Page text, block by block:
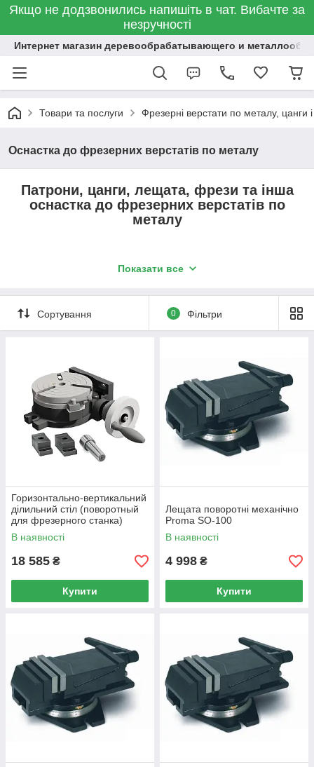
Якщо не додзвонились напишіть в чат. Вибачте за
незручності
Интернет магазин деревообрабатывающего и
Товари та послуги Фрезерні верстати по металу, цанги
Оснастка до фрезерних верстатів по металу
Патрони, цанги, лещата, фрези та інша
оснастка до фрезерних верстатів по
металу
У розділі представлена різна оснащення та додаткові
Показати все
Сортування 0 Фільтри
Горизонтально-вертикальний
ділильний стіл (поворотный
для фрезерного станка)
Optimum RT150
В наявності
18 585 ₴
Купити
Лещата поворотні механічно
Proma SO-100
В наявності
4 998 ₴
Купити